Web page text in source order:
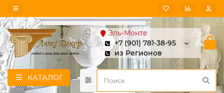
Эль-Монте
+7 (901) 781-38-95
из Регионов
КАТАЛОГ